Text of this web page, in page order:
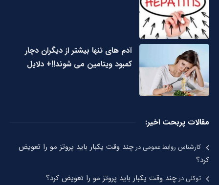
آدم های تنها بیشتر از دیگران دچار
کمبود ویتامین می شوند!!+ دلایل
مقالات پربحت اخیر:
کارشناس روابط عمومیدرچند وقت یکبار باید پروتز مو را تعویض
کرد؟
توکلیدرچند وقت یکبار باید پروتز مو را تعویض کرد؟